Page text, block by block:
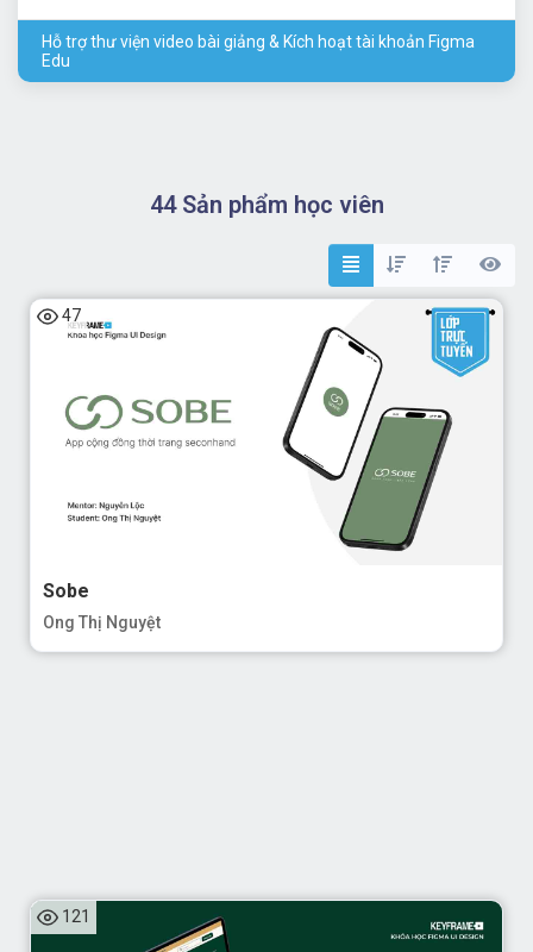
Hỗ trợ thư viện video bài giảng & Kích hoạt tài khoản Figma
Edu
44 Sản phẩm học viên
47
Sobe
Ong Thị Nguyệt
121